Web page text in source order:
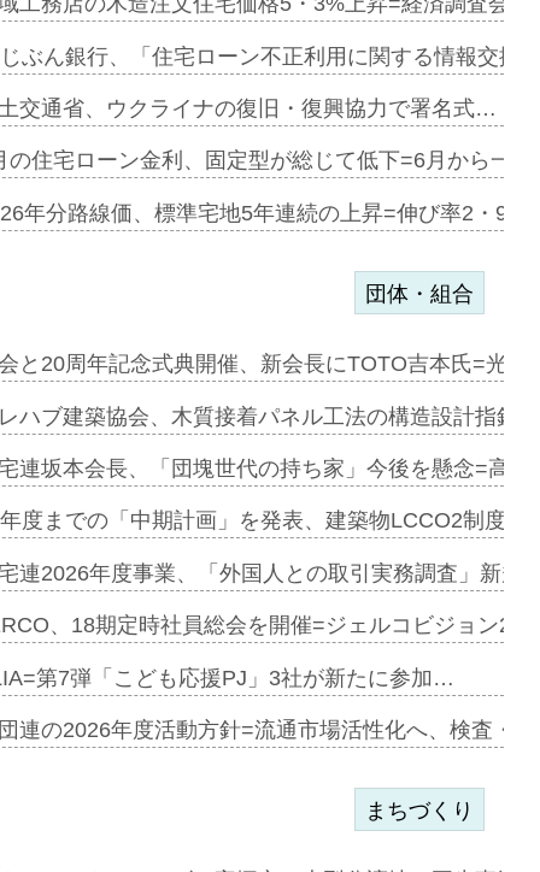
業=お互…
コリビング…
る2階建…
第1弾が開…
ぶん銀行、「住宅ローン不正利用に関する情報交換
交通省、ウクライナの復旧・復興協力で署名式…
の住宅ローン金利、固定型が総じて低下=6月から一
年分路線価、標準宅地5年連続の上昇=伸び率2・
加=リンナ…
見込む=…
開始=三協…
分譲M専用…
団体・組合
と20周年記念式典開催、新会長にTOTO吉本氏=光
ハブ建築協会、木質接着パネル工法の構造設計指針
連坂本会長、「団塊世代の持ち家」今後を懸念=高
度までの「中期計画」を発表、建築物LCCO2制度
連2026年度事業、「外国人との取引実務調査」新規
、18期定時社員総会を開催=ジェルコビジョン
第7弾「こども応援PJ」3社が新たに参加…
連の2026年度活動方針=流通市場活性化へ、検査・
まちづくり